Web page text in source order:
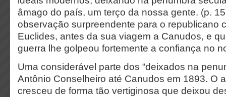
âmago do país, um terço da nossa gente. (p.
observação surpreendente para o republicano
Euclides, antes da sua viagem a Canudos, e
guerra lhe golpeou fortemente a confiança no
Uma considerável parte dos “deixados na
Antônio Conselheiro até Canudos em 1893. O
cresceu de forma tão vertiginosa que deixou